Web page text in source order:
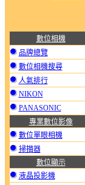
數位相機
品牌總覽
數位相機搜尋
人氣排行
NIKON
PANASONIC
專業數位影像
數位單眼相機
掃描器
數位顯示
液晶投影機